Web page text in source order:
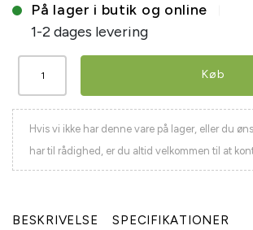
På lager i butik og online
1-2 dages levering
Køb
Hvis vi ikke har denne vare på lager, eller du
har til rådighed, er du altid velkommen til at
BESKRIVELSE SPECIFIKATIONER